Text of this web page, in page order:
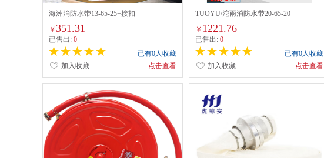
海洲消防水带13-65-25+接扣
￥ 351.31
已售出: 0
已有0人收藏
点击查看
加入收藏
TUOYU/沱雨消防水带20-65-20
￥ 1221.76
已售出:0
已有0人收藏
点击查看
加入收藏